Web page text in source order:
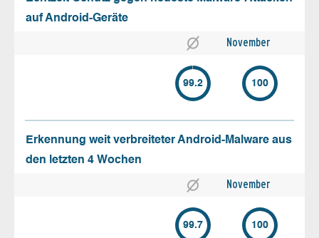
auf Android-Geräte
November
99.2 100
Erkennung weit verbreiteter Android-Malware aus
den letzten 4 Wochen
November
99.7 100